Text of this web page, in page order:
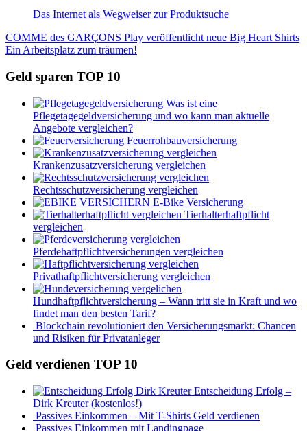
Das Internet als Wegweiser zur Produktsuche
Beitragsnavigation
Vorheriger
Beitrag:
COMME des GARÇONS Play veröffentlicht neue Big Heart Shirts
Nächster
Ein Arbeitsplatz zum träumen!
Geld sparen TOP 10
Was ist eine
Pflegetagegeldversicherung und wo kann man aktuelle
Angebote vergleichen?
Feuerrohbauversicherung
Krankenzusatzversicherung vergleichen
Rechtsschutzversicherung vergleichen
E-Bike Versicherung
Tierhalterhaftpflicht
vergleichen
Pferdehaftpflichtversicherungen vergleichen
Privathaftpflichtversicherung vergleichen
Hundhaftpflichtversicherung – Wann tritt sie in Kraft und wo
findet man den besten Tarif?
Blockchain revolutioniert den Versicherungsmarkt: Chancen
und Risiken für Privatanleger
Geld verdienen TOP 10
Entscheidung Erfolg –
Dirk Kreuter (kostenlos!)
Passives Einkommen – Mit T-Shirts Geld verdienen
Passives Einkommen mit Landingpage